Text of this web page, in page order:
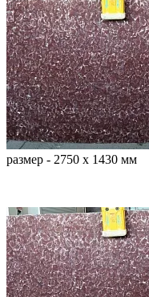
размер - 2750 х 1430 мм